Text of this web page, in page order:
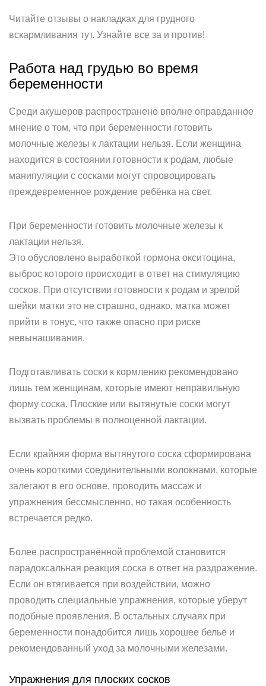
Читайте отзывы о накладках для грудного
вскармливания тут. Узнайте все за и против!
Работа над грудью во время
беременности
Среди акушеров распространено вполне оправданное
мнение о том, что при беременности готовить
молочные железы к лактации нельзя. Если женщина
находится в состоянии готовности к родам, любые
манипуляции с сосками могут спровоцировать
преждевременное рождение ребёнка на свет.
При беременности готовить молочные железы к
лактации нельзя.
Это обусловлено выработкой гормона окситоцина,
выброс которого происходит в ответ на стимуляцию
сосков. При отсутствии готовности к родам и зрелой
шейки матки это не страшно, однако, матка может
прийти в тонус, что также опасно при риске
невынашивания.
Подготавливать соски к кормлению рекомендовано
лишь тем женщинам, которые имеют неправильную
форму соска. Плоские или вытянутые соски могут
вызвать проблемы в полноценной лактации.
Если крайняя форма вытянутого соска сформирована
очень короткими соединительными волокнами, которые
залегают в его основе, проводить массаж и
упражнения бессмысленно, но такая особенность
встречается редко.
Более распространённой проблемой становится
парадоксальная реакция соска в ответ на раздражение.
Если он втягивается при воздействии, можно
проводить специальные упражнения, которые уберут
подобные проявления. В остальных случаях при
беременности понадобится лишь хорошее бельё и
рекомендованный уход за молочными железами.
Упражнения для плоских сосков